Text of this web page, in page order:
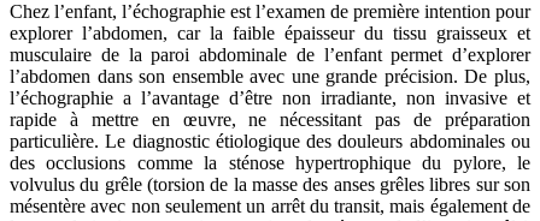
Chez l’enfant, l’échographie est l’examen de première intention pour
explorer l’abdomen, car la faible épaisseur du tissu graisseux et
musculaire de la paroi abdominale de l’enfant permet d’explorer
l’abdomen dans son ensemble avec une grande précision. De plus,
l’échographie a l’avantage d’être non irradiante, non invasive et
rapide à mettre en œuvre, ne nécessitant pas de préparation
particulière. Le diagnostic étiologique des douleurs abdominales ou
des occlusions comme la sténose hypertrophique du pylore, le
volvulus du grêle (torsion de la masse des anses grêles libres sur son
mésentère avec non seulement un arrêt du transit, mais également de